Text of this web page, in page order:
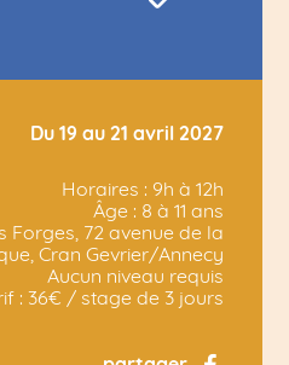
Du 19 au 21 avril 2027
Horaires : 9h à 12h
Âge : 8 à 11 ans
Forges, 72 avenue de la
Cran Gevrier/Annecy
Aucun niveau requis
: 36€ / stage de 3 jours